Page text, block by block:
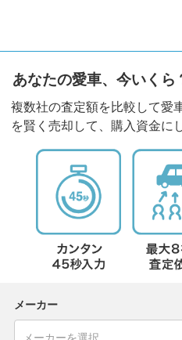
あなたの愛車、今いくら
複数社の査定額を比較して愛
を賢く売却して、購入資金に
メーカー